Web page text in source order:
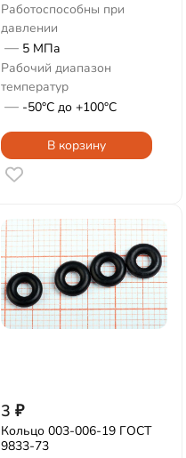
Работоспособны при
давлении
— 5 МПа
Рабочий диапазон
температур
— -50°С до +100°С
В корзину
3 ₽
Кольцо 003-006-19 ГОСТ
9833-73